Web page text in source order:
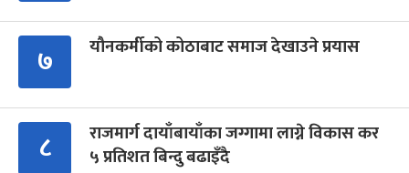
७ यौनकर्मीको कोठाबाट समाज देखाउने प्रयास
८
राजमार्ग दायाँबायाँका जग्गामा लाग्ने विकास कर
५ प्रतिशत बिन्दु बढाइँदै